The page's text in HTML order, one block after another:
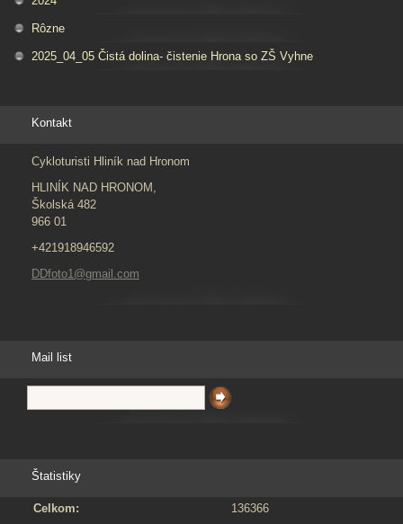
Rôzne
2025_04_05 Čistá dolina- čistenie Hrona so ZŠ Vyhne
Kontakt
Cykloturisti Hliník nad Hronom
HLINÍK NAD HRONOM,
Školská 482
966 01
+421918946592
DDfoto1@gmail.com
Mail list
Štatistiky
Celkom:
136366